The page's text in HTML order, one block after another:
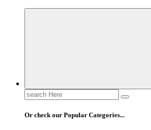
Search
for:
Or check our Popular Categories...